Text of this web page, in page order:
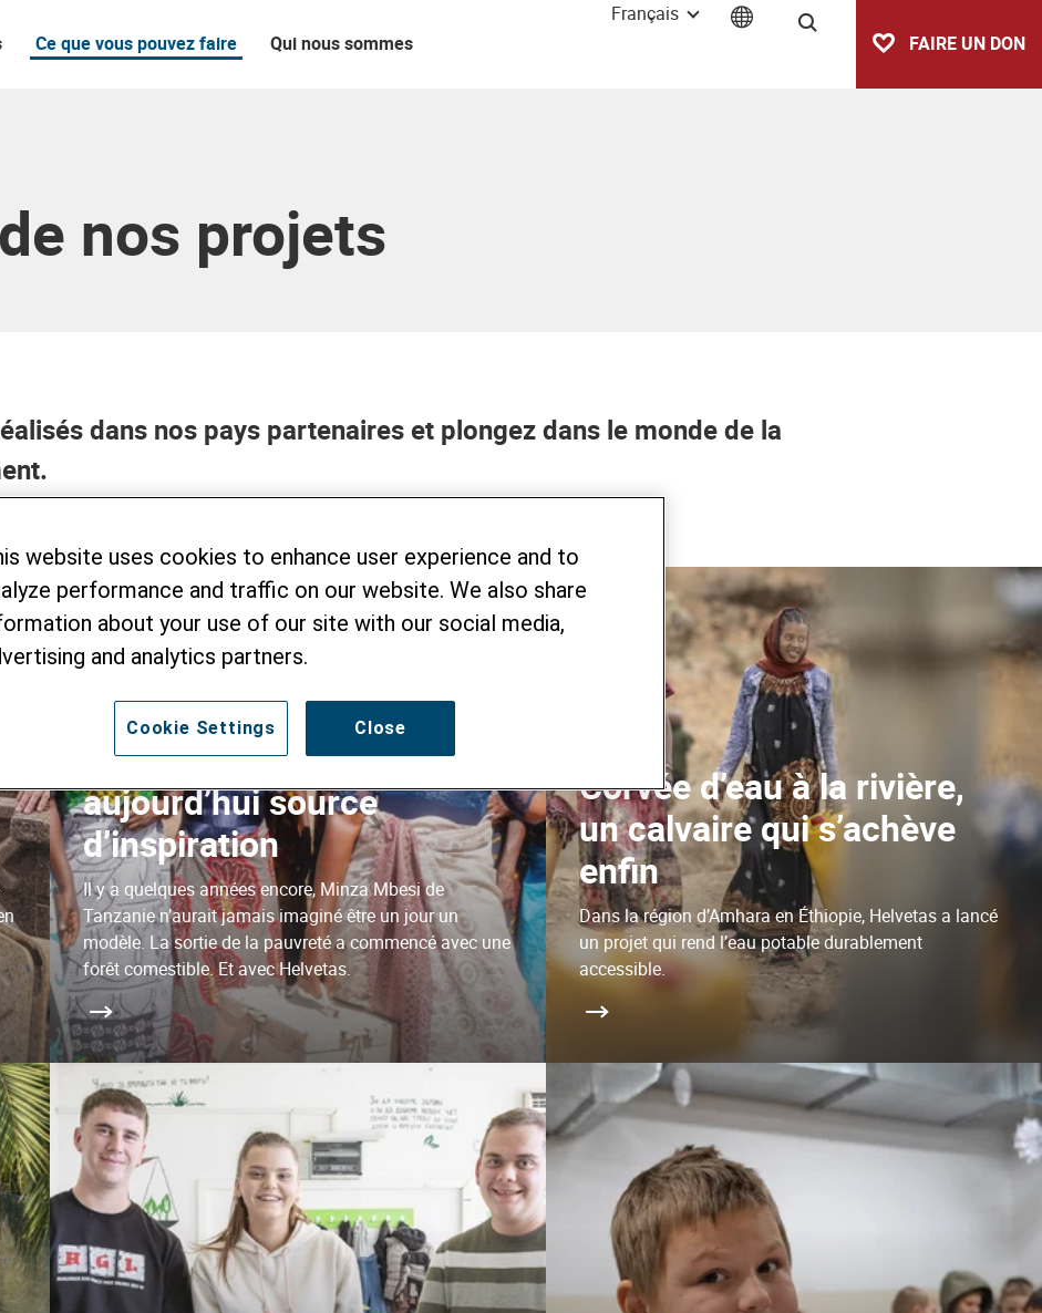
Ce que vous pouvez faire Qui nous sommes
Français
Recherche
FAIRE UN DON
nos projets
dans nos pays partenaires et plongez dans le monde de la
Jadis en quête de soutien,
aujourd’hui source
d’inspiration
Il y a quelques années encore, Minza Mbesi de
Tanzanie n’aurait jamais imaginé être un jour un
modèle. La sortie de la pauvreté a commencé avec une
forêt comestible. Et avec Helvetas.
Corvée d’eau à la rivière,
un calvaire qui s’achève
enfin
Dans la région d’Amhara en Éthiopie, Helvetas a lancé
un projet qui rend l’eau potable durablement
accessible.
website uses cookies to enhance user experience and to
performance and traffic on our website. We also share
about your use of our site with our social media,
and analytics partners.
Close
Cookie Settings